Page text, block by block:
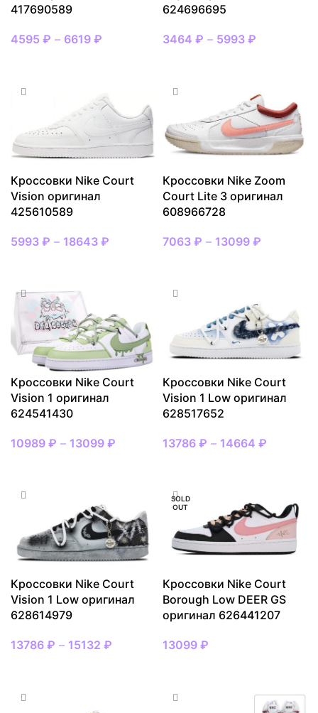
417690589
4595 ₽ – 6619 ₽
624696695
3464 ₽ – 5993 ₽
Кроссовки Nike Court
Vision оригинал
425610589
5993 ₽ – 18643 ₽
Кроссовки Nike Zoom
Court Lite 3 оригинал
608966728
7063 ₽ – 13099 ₽
Кроссовки Nike Court
Vision 1 оригинал
624541430
10989 ₽ – 13099 ₽
Кроссовки Nike Court
Vision 1 Low оригинал
628517652
13786 ₽ – 14664 ₽
Кроссовки Nike Court
Vision 1 Low оригинал
628614979
13786 ₽ – 15132 ₽
SOLD
OUT
Кроссовки Nike Court
Borough Low DEER GS
оригинал 626441207
13099 ₽